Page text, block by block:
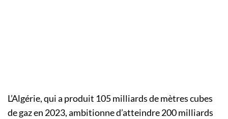
L’Algérie, qui a produit 105 milliards de mètres cubes
de gaz en 2023, ambitionne d’atteindre 200 milliards